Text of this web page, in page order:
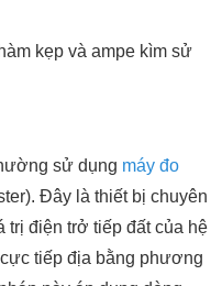
kẹp và ampe kìm sử
sử dụng máy đo
Đây là thiết bị chuyên
trị điện trở tiếp đất của hệ
tiếp địa bằng phương